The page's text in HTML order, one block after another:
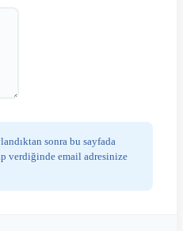
sonra bu sayfada
verdiğinde email adresinize